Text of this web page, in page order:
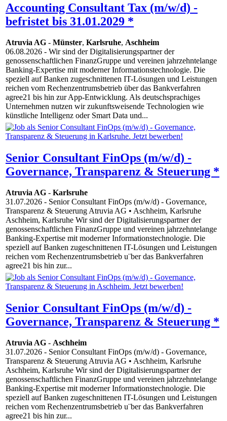
Accounting Consultant Tax (m/w/d) -
befristet bis 31.01.2029 *
Atruvia AG - Münster, Karlsruhe, Aschheim
06.08.2026 - Wir sind der Digitalisierungspartner der
genossenschaftlichen FinanzGruppe und vereinen jahrzehntelange
Banking-Expertise mit moderner Informationstechnologie. Die
speziell auf Banken zugeschnittenen IT-Lösungen und Leistungen
reichen vom Rechenzentrumsbetrieb über das Bankverfahren
agree21 bis hin zur App-Entwicklung. Als deutschsprachiges
Unternehmen nutzen wir zukunftsweisende Technologien wie
künstliche Intelligenz oder Smart Data und...
Senior Consultant FinOps (m/w/d) -
Governance, Transparenz & Steuerung *
Atruvia AG - Karlsruhe
31.07.2026 - Senior Consultant FinOps (m/w/d) - Governance,
Transparenz & Steuerung Atruvia AG • Aschheim, Karlsruhe
Aschheim, Karlsruhe Wir sind der Digitalisierungspartner der
genossenschaftlichen FinanzGruppe und vereinen jahrzehntelange
Banking-Expertise mit moderner Informationstechnologie. Die
speziell auf Banken zugeschnittenen IT-Lösungen und Leistungen
reichen vom Rechenzentrumsbetrieb u¨ber das Bankverfahren
agree21 bis hin zur...
Senior Consultant FinOps (m/w/d) -
Governance, Transparenz & Steuerung *
Atruvia AG - Aschheim
31.07.2026 - Senior Consultant FinOps (m/w/d) - Governance,
Transparenz & Steuerung Atruvia AG • Aschheim, Karlsruhe
Aschheim, Karlsruhe Wir sind der Digitalisierungspartner der
genossenschaftlichen FinanzGruppe und vereinen jahrzehntelange
Banking-Expertise mit moderner Informationstechnologie. Die
speziell auf Banken zugeschnittenen IT-Lösungen und Leistungen
reichen vom Rechenzentrumsbetrieb u¨ber das Bankverfahren
agree21 bis hin zur...